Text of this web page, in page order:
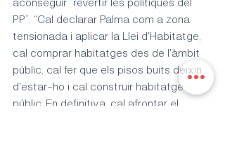
PP”. “Cal declarar Palma com a zona
tensionada i aplicar la Llei d'Habitatge,
cal comprar habitatges des de l'àmbit
públic, cal fer que els pisos buits deixin
d'estar-ho i cal construir habitatge
públic. En definitiva, cal afrontar el